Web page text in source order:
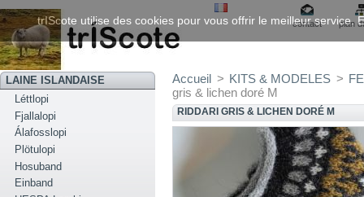
contact plan
LAINE ISLANDAISE
Léttlopi
Fjallalopi
Álafosslopi
Plötulopi
Hosuband
Einband
Accueil > KITS & MODELES >
gris & lichen doré M
RIDDARI GRIS & LICHEN DORÉ M
trIScote utilise des cookies pour vous offrir le meilleur